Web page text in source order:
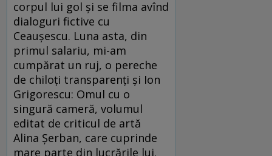
corpul lui gol și se filma avînd
dialoguri fictive cu
Ceaușescu. Luna asta, din
primul salariu, mi-am
cumpărat un ruj, o pereche
de chiloți transparenți și Ion
Grigorescu: Omul cu o
singură cameră, volumul
editat de criticul de artă
Alina Șerban, care cuprinde
mare parte din lucrările lui.